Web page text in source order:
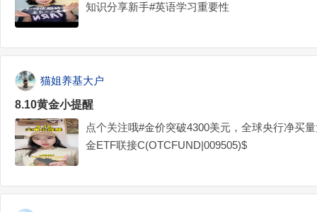
知识分享新手#英语学习重要性
猫姐养基大户
8.10黄金小提醒
点个关注哦#金价突破4300美元，全球央行净买
金ETF联接C(OTCFUND|009505)$